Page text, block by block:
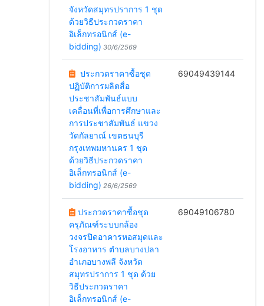
จังหวัดสมุทรปราการ 1 ชุด
ด้วยวิธีประกวดราคา
อิเล็กทรอนิกส์ (e-
bidding) 30/6/2569
ประกวดราคาซื้อชุด
ปฏิบัติการผลิตสื่อ
ประชาสัมพันธ์แบบ
เคลื่อนที่เพื่อการศึกษาและ
การประชาสัมพันธ์ แขวง
วัดกัลยาณ์ เขตธนบุรี
กรุงเทพมหานคร 1 ชุด
ด้วยวิธีประกวดราคา
อิเล็กทรอนิกส์ (e-
bidding) 26/6/2569
69049439144
ประกวดราคาซื้อชุด
ครุภัณฑ์ระบบกล้อง
วงจรปิดอาคารหอสมุดและ
โรงอาหาร ตำบลบางปลา
อำเภอบางพลี จังหวัด
สมุทรปราการ 1 ชุด ด้วย
วิธีประกวดราคา
อิเล็กทรอนิกส์ (e-
69049106780